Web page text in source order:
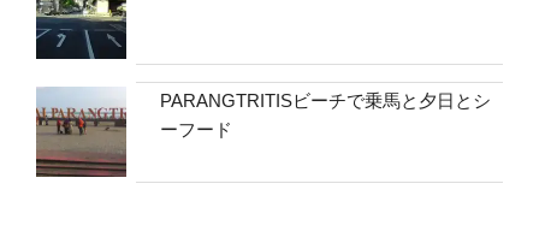
PARANGTRITISビーチで乗馬と夕日とシ
ーフード